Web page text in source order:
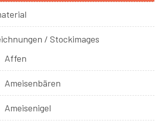
/ Stockimages
Affen
Ameisenbären
Ameisenigel